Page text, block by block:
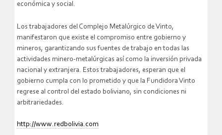
económica y social.
Los trabajadores del Complejo Metalúrgico de Vinto,
manifestaron que existe el compromiso entre gobierno y
mineros, garantizando sus fuentes de trabajo en todas las
actividades minero-metalúrgicas así como la inversión privada
nacional y extranjera. Estos trabajadores, esperan que el
gobierno cumpla con lo prometido y que la Fundidora Vinto
regrese al control del estado boliviano, sin condiciones ni
arbitrariedades.
http://www.redbolivia.com